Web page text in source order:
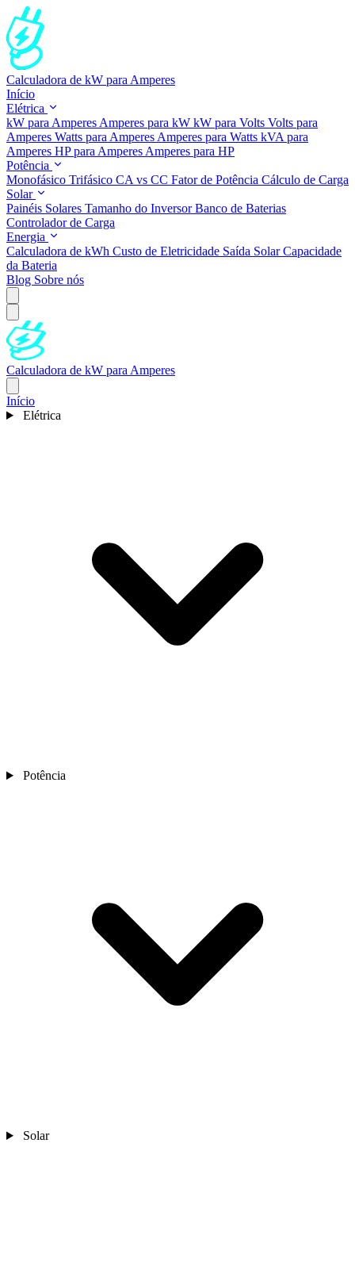
Calculadora de kW para Amperes
Início
Elétrica
kW para Amperes Amperes para kW kW para Volts Volts para
Amperes Watts para Amperes Amperes para Watts kVA para
Amperes HP para Amperes Amperes para HP
Potência
Monofásico Trifásico CA vs CC Fator de Potência Cálculo de Carga
Solar
Painéis Solares Tamanho do InversorBanco de Baterias
Controlador de Carga
Energia
Calculadora de kWh Custo de Eletricidade Saída SolarCapacidade
da Bateria
Blog Sobre nós
Calculadora de kW para Amperes
Início
Elétrica
Potência
Solar